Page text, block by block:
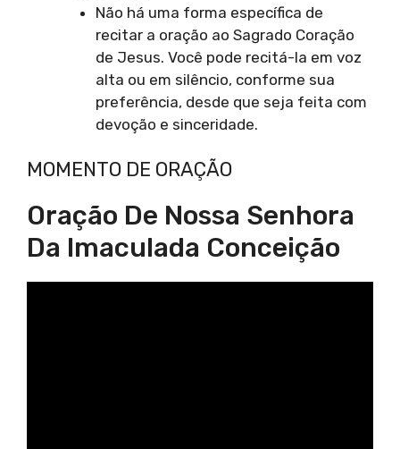
Não há uma forma específica de
recitar a oração ao Sagrado Coração
de Jesus. Você pode recitá-la em voz
alta ou em silêncio, conforme sua
preferência, desde que seja feita com
devoção e sinceridade.
MOMENTO DE ORAÇÃO
Oração De Nossa Senhora
Da Imaculada Conceição